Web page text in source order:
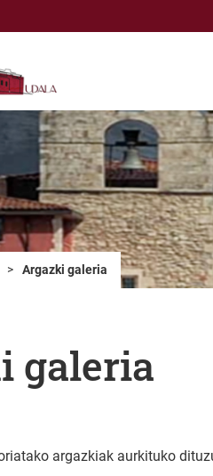
> Argazki galeria
galeria
argazkiak aurkituko